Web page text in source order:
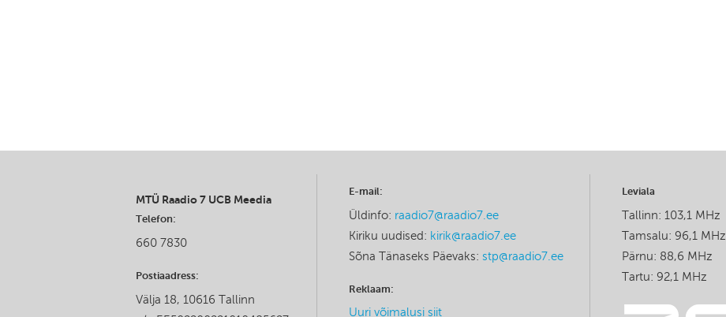
MTÜ Raadio 7 UCB Meedia
Telefon:
660 7830
Postiaadress:
Välja 18, 10616 Tallinn
E-mail:
Üldinfo: raadio7@raadio7.ee
Kiriku uudised: kirik@raadio7.ee
Sõna Tänaseks Päevaks: stp@raadio7.ee
Reklaam:
Uuri võimalusi siit
Leviala
Tallinn: 103,1 MHz
Tamsalu: 96,1 MHz
Pärnu: 88,6 MHz
Tartu: 92,1 MHz